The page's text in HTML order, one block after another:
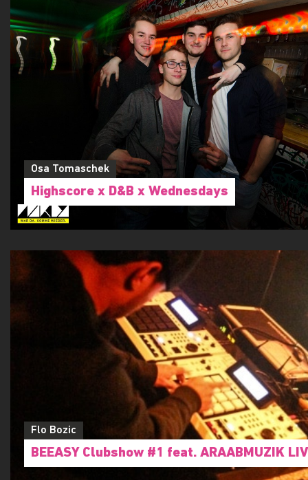
Osa Tomaschek
Highscore x D&B x Wednesdays
Flo Bozic
BEEASY Clubshow #1 feat. ARAABMUZIK